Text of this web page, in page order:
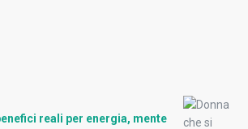
reali per energia, mente